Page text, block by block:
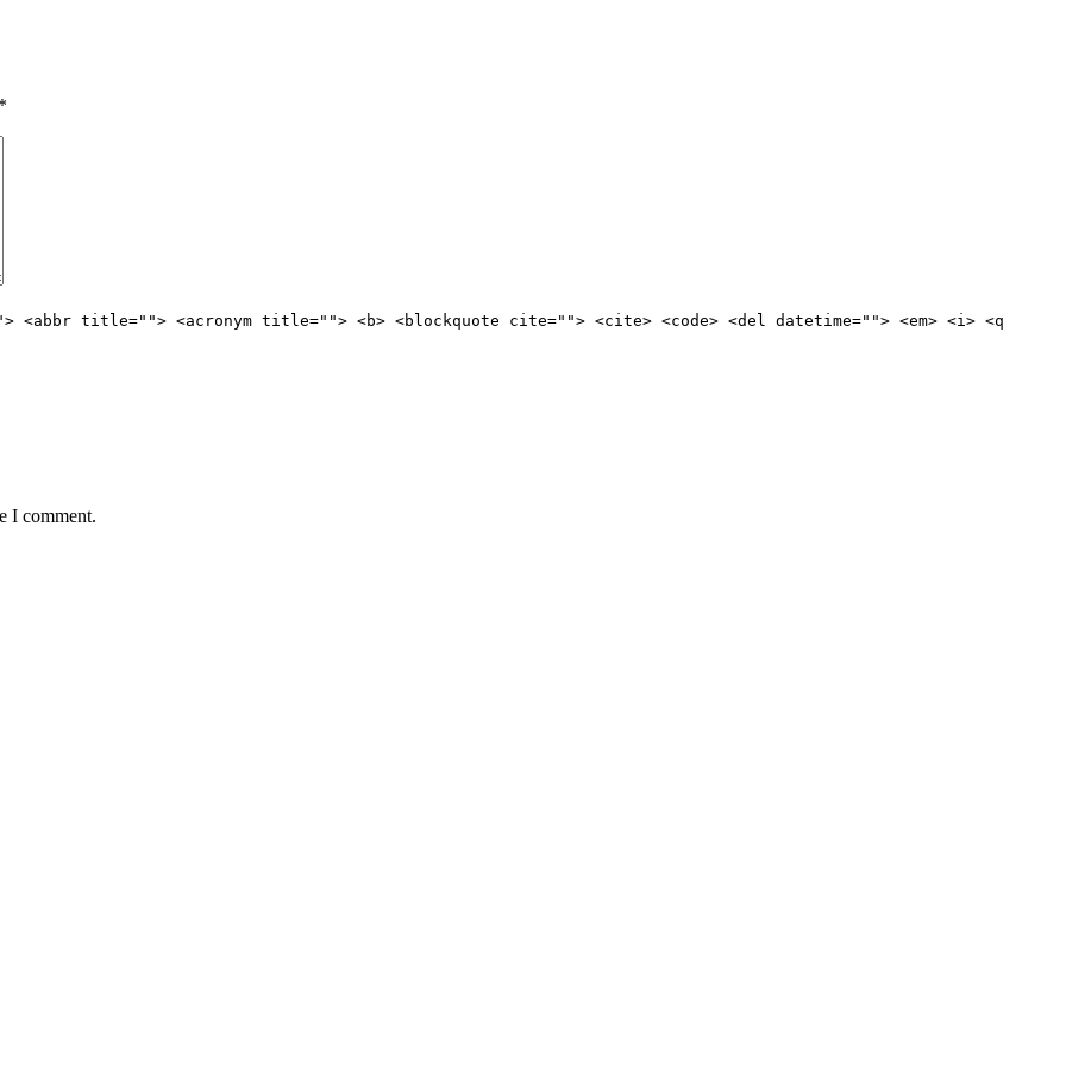
*
title=""> <acronym title=""> <b> <blockquote cite=""> <cite> <code> <del datetime=""> <em> <i> <q
I comment.